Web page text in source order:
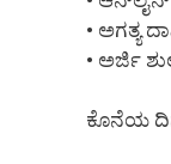
• ಅಗತ್ಯ
• ಅರ್ಜಿ
ಕೊನೆಯ